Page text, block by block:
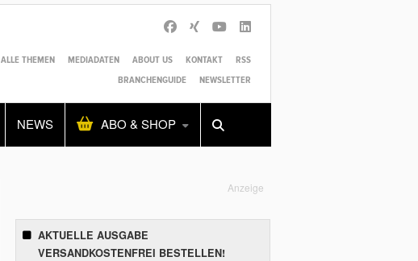
ALLE THEMEN MEDIADATEN ABOUT US KONTAKT
RSS
BRANCHENGUIDE
NEWSLETTER
NEWS ABO & SHOP
Alles Shop SUCHEN
Anzeige
AKTUELLE AUSGABE
VERSANDKOSTENFREI BESTELLEN!